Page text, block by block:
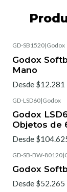
GD-SB1520|Godox
Godox
Mano
Desde $12.281
GD-LSD60|Godox
Godox
Objetos de
Desde
GD-SB-BW-80120|
Godox
Desde $52.265